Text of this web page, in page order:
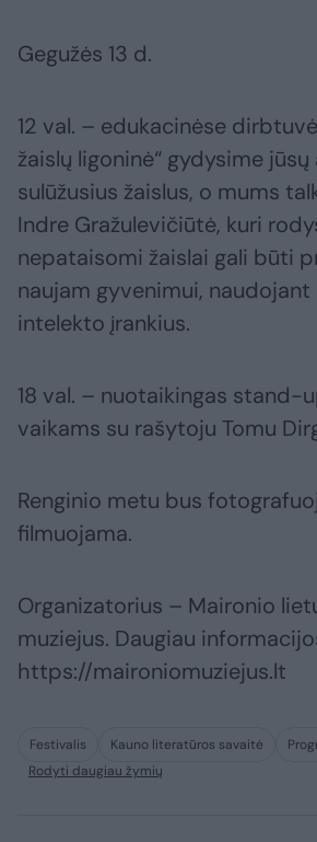
Gegužės 13 d.
12 val. – edukacinėse
žaislų ligoninė“ gydysime
sulūžusius žaislus, o mums
Indre Gražulevičiūtė, kuri
nepataisomi žaislai gali būti
naujam gyvenimui,
intelekto įrankius.
18 val. – nuotaikingas stand-
vaikams su rašytoju Tomu
Renginio metu bus
filmuojama.
Organizatorius – Maironio
muziejus. Daugiau
https://maironiomuziejus.lt
Festivalis Kauno literatūros savaitė
Rodyti daugiau žymių